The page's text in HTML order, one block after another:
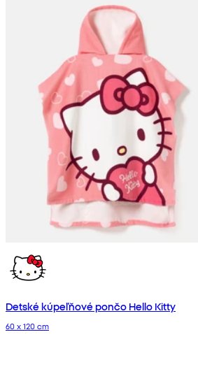
Detské kúpeľňové pončo Hello Kitty
60 x 120 cm